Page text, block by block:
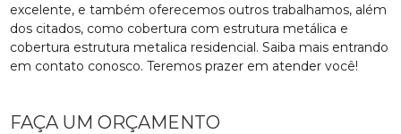
excelente, e também oferecemos outros trabalhamos, além
dos citados, como cobertura com estrutura metálica e
cobertura estrutura metalica residencial. Saiba mais entrando
em contato conosco. Teremos prazer em atender você!
FAÇA UM ORÇAMENTO